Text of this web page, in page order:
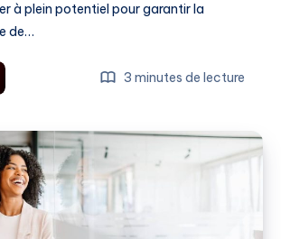
à plein potentiel pour garantir la
de…
3 minutes de lecture